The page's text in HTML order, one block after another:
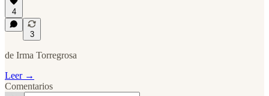
4
3
de Irma Torregrosa
Leer →
Comentarios